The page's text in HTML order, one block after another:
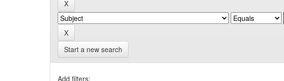
Start a new search
Add filters: